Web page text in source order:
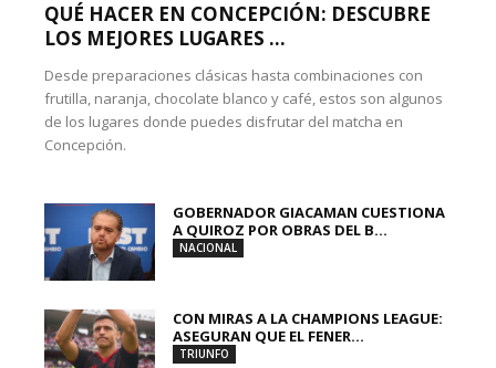
QUÉ HACER EN CONCEPCIÓN: DESCUBRE
LOS MEJORES LUGARES ...
Desde preparaciones clásicas hasta combinaciones con
frutilla, naranja, chocolate blanco y café, estos son algunos
de los lugares donde puedes disfrutar del matcha en
Concepción.
GOBERNADOR GIACAMAN CUESTIONA
A QUIROZ POR OBRAS DEL B...
NACIONAL
CON MIRAS A LA CHAMPIONS LEAGUE:
ASEGURAN QUE EL FENER...
TRIUNFO